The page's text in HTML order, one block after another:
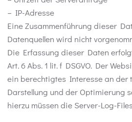
– IP-Adresse
Eine Zusammenführung dieser
Datenquellen wird nicht
Die Erfassung dieser Daten
Art. 6 Abs. 1 lit. f DSGVO. Der
ein berechtigtes Interesse an der
Darstellung und der Optimierung
hierzu müssen die Server-Log-